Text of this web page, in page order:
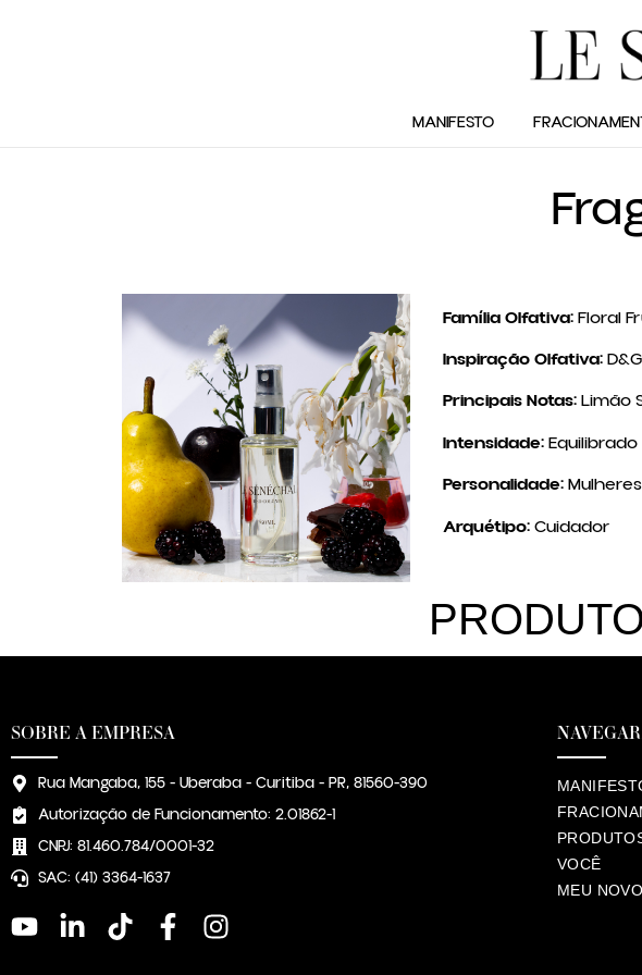
MANIFESTO
Família Olfativa:Floral
Inspiração Olfativa:
Principais Notas:Limão
Intensidade:Equilibrado
Personalidade:
Arquétipo:Cuidador
SOBRE A EMPRESA
Rua Mangaba, 155 - Uberaba - Curitiba - PR, 81560-390
Autorização de Funcionamento: 2.01862-1
CNPJ: 81.460.784/0001-32
SAC: (41) 3364-1637
VOCÊ
MEU